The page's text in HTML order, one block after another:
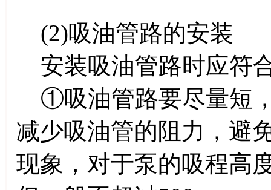
(2)吸油管路的安装
安装吸油管路时应符
①吸油管路要尽量短
减少吸油管的阻力，避
现象，对于泵的吸程高